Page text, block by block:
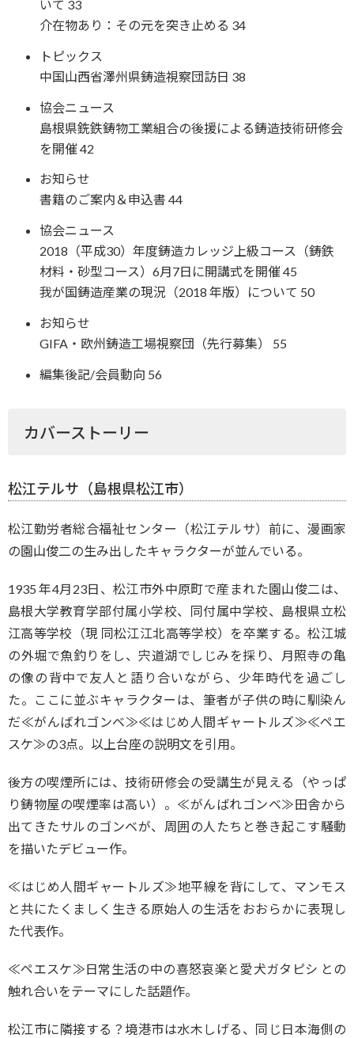
いて 33
介在物あり：その元を突き止める 34
トピックス
中国山西省澤州県鋳造視察団訪日 38
協会ニュース
島根県銑鉄鋳物工業組合の後援による鋳造技術研修会
を開催 42
お知らせ
書籍のご案内＆申込書 44
協会ニュース
2018（平成30）年度鋳造カレッジ上級コース（鋳鉄
材料・砂型コース）6月7日に開講式を開催 45
我が国鋳造産業の現況（2018 年版）について 50
お知らせ
GIFA・欧州鋳造工場視察団（先行募集） 55
編集後記/会員動向 56
カバーストーリー
松江テルサ（島根県松江市）
松江勤労者総合福祉センター（松江テルサ）前に、漫画家
の園山俊二の生み出したキャラクターが並んでいる。
1935 年4月23日、松江市外中原町で産まれた園山俊二は、
島根大学教育学部付属小学校、同付属中学校、島根県立松
江高等学校（現 同松江江北高等学校）を卒業する。松江城
の外堀で魚釣りをし、宍道湖でしじみを採り、月照寺の亀
の像の背中で友人と語り合いながら、少年時代を過ごし
た。ここに並ぶキャラクターは、筆者が子供の時に馴染ん
だ≪がんばれゴンベ≫≪はじめ人間ギャートルズ≫≪ペエ
スケ≫の3点。以上台座の説明文を引用。
後方の喫煙所には、技術研修会の受講生が見える（やっぱ
り鋳物屋の喫煙率は高い）。≪がんばれゴンベ≫田舎から
出てきたサルのゴンベが、周囲の人たちと巻き起こす騒動
を描いたデビュー作。
≪はじめ人間ギャートルズ≫地平線を背にして、マンモス
と共にたくましく生きる原始人の生活をおおらかに表現し
た代表作。
≪ペエスケ≫日常生活の中の喜怒哀楽と愛犬ガタピシ との
触れ合いをテーマにした話題作。
松江市に隣接する？境港市は水木しげる、同じ日本海側の